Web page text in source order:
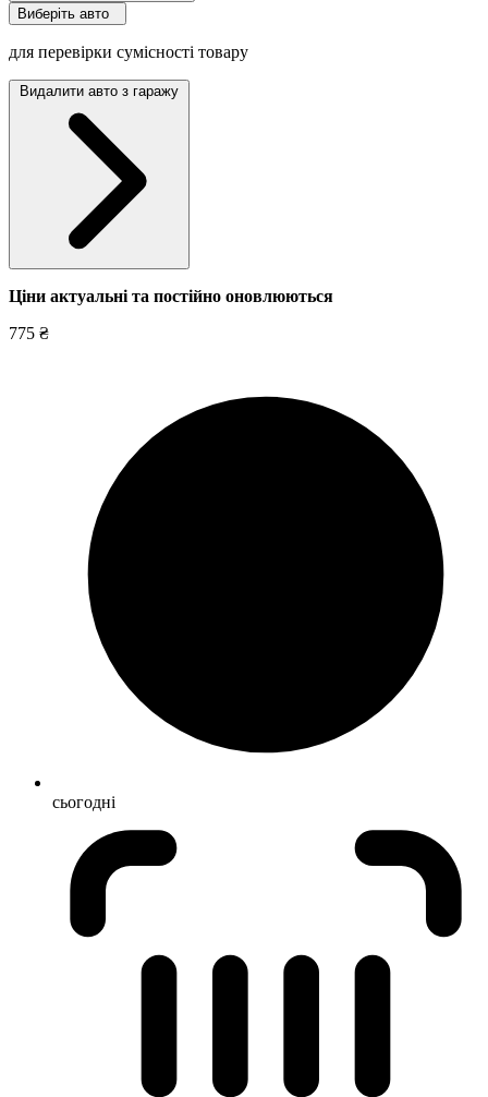
Виберіть авто
для перевірки сумісності товару
Видалити авто з гаражу
Ціни актуальні та постійно оновлюються
775 ₴
сьогодні